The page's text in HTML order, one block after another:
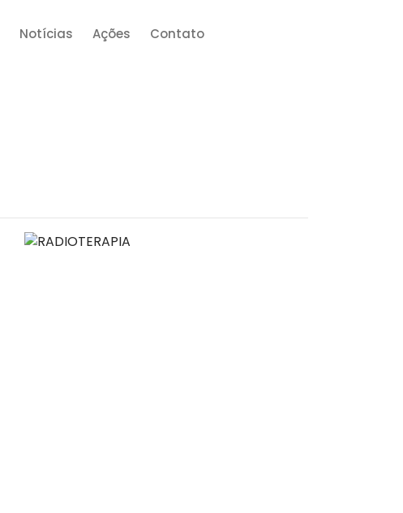
Notícias Ações Contato